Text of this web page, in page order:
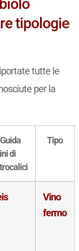
tipologie
tutte le
per la
di
Tipo
Vino
fermo